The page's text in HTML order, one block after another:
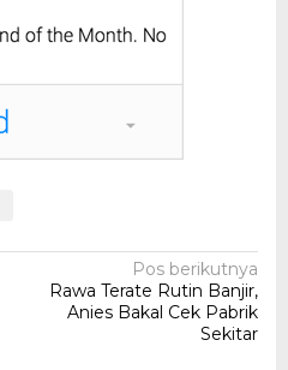
Pos berikutnya
Rawa Terate Rutin Banjir,
Anies Bakal Cek Pabrik
Sekitar